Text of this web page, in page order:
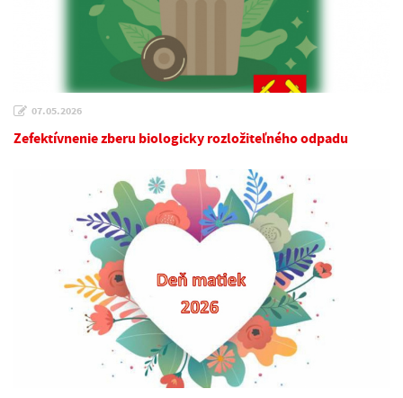
07.05.2026
Zefektívnenie zberu biologicky rozložiteľného odpadu